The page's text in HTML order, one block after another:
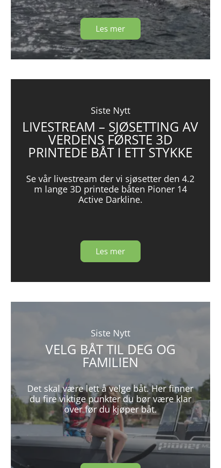
Les mer
Siste Nytt
LIVESTREAM – SJØSETTING AV
VERDENS FØRSTE 3D
PRINTEDE BÅT I ETT STYKKE
Se vår livestream der vi sjøsetter den 4.2
m lange 3D printede båten Pioner 14
Active Darkline.
Les mer
Siste Nytt
VELG BÅT TIL DEG OG
FAMILIEN
Det skal være lett å velge båt. Her finner
du fire viktige punkter du bør være klar
over før du kjøper båt.